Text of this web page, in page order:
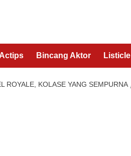
Bincang Aktor Listicle
ROYALE, KOLASE YANG SEMPURNA